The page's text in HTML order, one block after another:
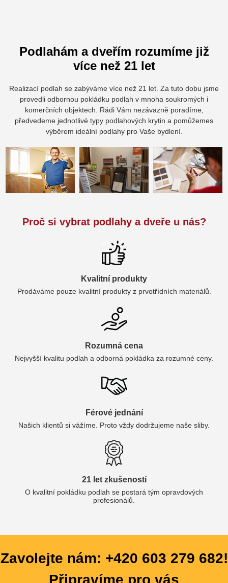
Podlahám a dveřím rozumíme již
více než 21 let
Realizací podlah se zabýváme více než 21 let. Za tuto dobu jsme
provedli odbornou pokládku podlah v mnoha soukromých i
komerčních objektech. Rádi Vám nezávazně poradíme,
předvedeme jednotlivé typy podlahových krytin a pomůžemes
výběrem ideální podlahy pro Vaše bydlení.
Proč si vybrat podlahy a dveře u nás?
Kvalitní produkty
Prodáváme pouze kvalitní produkty z prvotřídních materiálů.
Rozumná cena
Nejvyšší kvalitu podlah a odborná pokládka za rozumné ceny.
Férové jednání
Našich klientů si vážíme. Proto vždy dodržujeme naše sliby.
21 let zkušeností
O kvalitní pokládku podlah se postará tým opravdových
profesionálů.
Zavolejte nám: +420 603 279 682!
Připravíme pro vás